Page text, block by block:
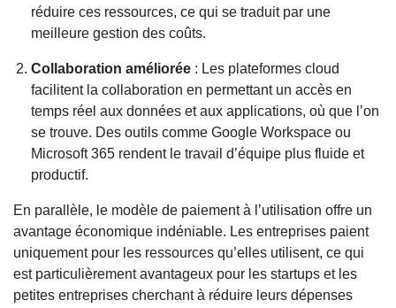
réduire ces ressources, ce qui se traduit par une
meilleure gestion des coûts.
Collaboration améliorée : Les plateformes cloud
facilitent la collaboration en permettant un accès en
temps réel aux données et aux applications, où que l’on
se trouve. Des outils comme Google Workspace ou
Microsoft 365 rendent le travail d’équipe plus fluide et
productif.
En parallèle, le modèle de paiement à l’utilisation offre un
avantage économique indéniable. Les entreprises paient
uniquement pour les ressources qu’elles utilisent, ce qui
est particulièrement avantageux pour les startups et les
petites entreprises cherchant à réduire leurs dépenses